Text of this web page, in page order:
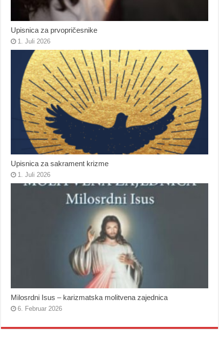
Upisnica za prvopričesnike
1. Juli 2026
Upisnica za sakrament krizme
1. Juli 2026
Milosrdni Isus – karizmatska molitvena zajednica
6. Februar 2026